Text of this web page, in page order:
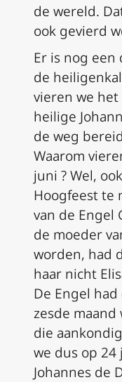
de wereld.
ook gevierd
Er is nog
de
vieren we
heilige
de weg
Waarom
juni ? Wel,
Hoogfeest te
van de Engel
de moeder
worden, had
haar nicht
De Engel
zesde maand
die
we dus op
Johannes de